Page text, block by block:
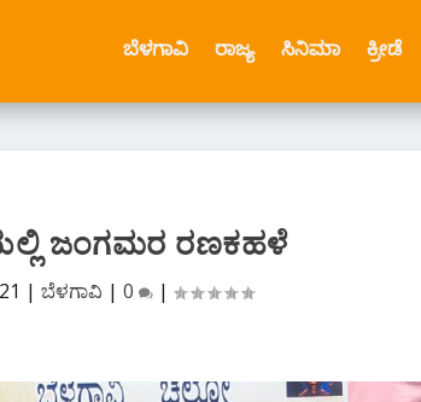
ಬೆಳಗಾವಿ ರಾಜ್ಯ ಸಿನಿಮಾ ಕ್ರೀಡೆ
ಜಂಗಮರ ರಣಕಹಳೆ
|ಬೆಳಗಾವಿ |0 |